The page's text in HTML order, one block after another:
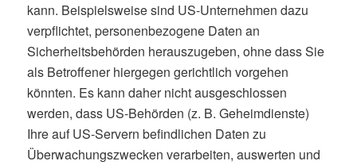
kann. Beispielsweise sind US-Unternehmen dazu
verpflichtet, personenbezogene Daten an
Sicherheitsbehörden herauszugeben, ohne dass Sie
als Betroffener hiergegen gerichtlich vorgehen
könnten. Es kann daher nicht ausgeschlossen
werden, dass US-Behörden (z. B. Geheimdienste)
Ihre auf US-Servern befindlichen Daten zu
Überwachungszwecken verarbeiten, auswerten und